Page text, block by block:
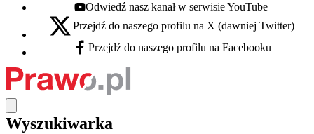
Youtube - otwiera się w nowej karcie
Odwiedź nasz kanał w serwisie YouTube
X - otwiera się w nowej karcie
Przejdź do naszego profilu na X (dawniej Twitter)
Facebook - otwiera się w nowej karcie
Przejdź do naszego profilu na Facebooku
Wyszukiwarka